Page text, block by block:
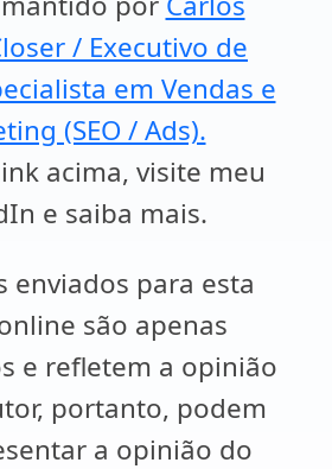
/ Executivo de
em Vendas e
(SEO / Ads).
acima, visite meu
e saiba mais.
enviados para esta
são apenas
e refletem a opinião
portanto, podem
a opinião do